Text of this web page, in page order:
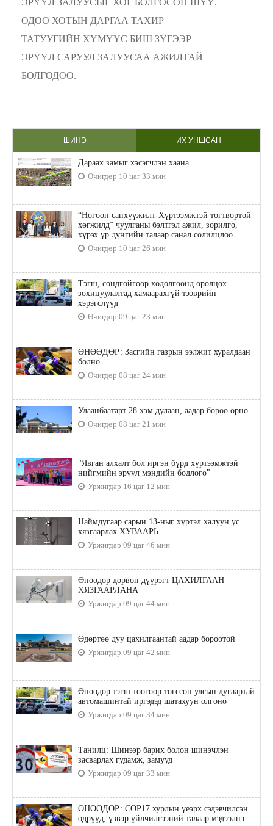
ОДОО ХОТЫН ДАРГАА ТАХИР
ТАТУУГИЙН ХҮМҮҮС БИШ ЗҮГЭЭР
ЭРҮҮЛ САРУУЛ ЗАЛУУСАА АЖИЛТАЙ
БОЛГОДОО.
ШИНЭ ИХ УНШСАН
Дараах замыг хэсэгчлэн хаана
Өчигдөр 10 цаг 33 мин
“Ногоон санхүүжилт-Хүртээмжтэй тогтвортой
хөгжилд” чуулганы бэлтгэл ажил, зорилго,
хүрэх үр дүнгийн талаар санал солилцлоо
Өчигдөр 10 цаг 26 мин
Тэгш, сондгойгоор хөдөлгөөнд оролцох
зохицуулалтад хамаарахгүй тээврийн
хэрэгслүүд
Өчигдөр 09 цаг 23 мин
ӨНӨӨДӨР: Засгийн газрын ээлжит хуралдаан
болно
Өчигдөр 08 цаг 24 мин
Улаанбаатарт 28 хэм дулаан, аадар бороо орно
Өчигдөр 08 цаг 21 мин
"Явган алхалт бол иргэн бүрд хүртээмжтэй
нийгмийн эрүүл мэндийн бодлого"
Уржигдар 16 цаг 12 мин
Наймдугаар сарын 13-ныг хүртэл халуун ус
хязгаарлах ХУВААРЬ
Уржигдар 09 цаг 46 мин
Өнөөдөр дөрвөн дүүрэгт ЦАХИЛГААН
ХЯЗГААРЛАНА
Уржигдар 09 цаг 44 мин
Өдөртөө дуу цахилгаантай аадар бороотой
Уржигдар 09 цаг 42 мин
Өнөөдөр тэгш тоогоор төгссөн улсын дугаартай
автомашинтай иргэдэд шатахуун олгоно
Уржигдар 09 цаг 34 мин
Танилц: Шинээр барих болон шинэчлэн
засварлах гудамж, замууд
Уржигдар 09 цаг 33 мин
ӨНӨӨДӨР: COP17 хурлын үеэрх сэдэвчилсэн
өдрүүд, үзвэр үйлчилгээний талаар мэдээлнэ